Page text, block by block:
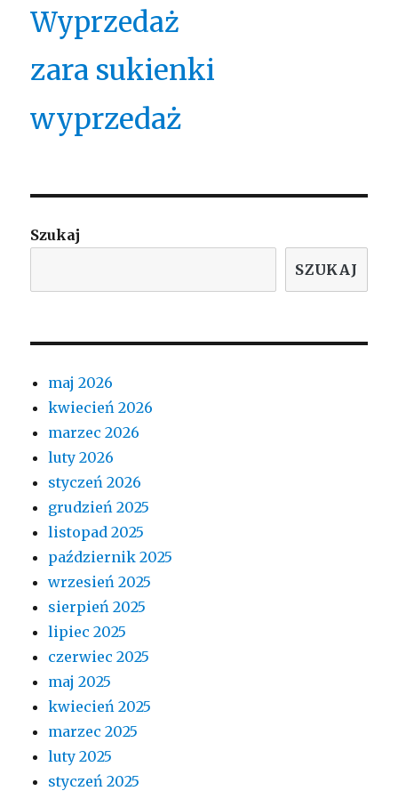
Wyprzedaż
zara sukienki
wyprzedaż
Szukaj
SZUKAJ
maj 2026
kwiecień 2026
marzec 2026
luty 2026
styczeń 2026
grudzień 2025
listopad 2025
październik 2025
wrzesień 2025
sierpień 2025
lipiec 2025
czerwiec 2025
maj 2025
kwiecień 2025
marzec 2025
luty 2025
styczeń 2025